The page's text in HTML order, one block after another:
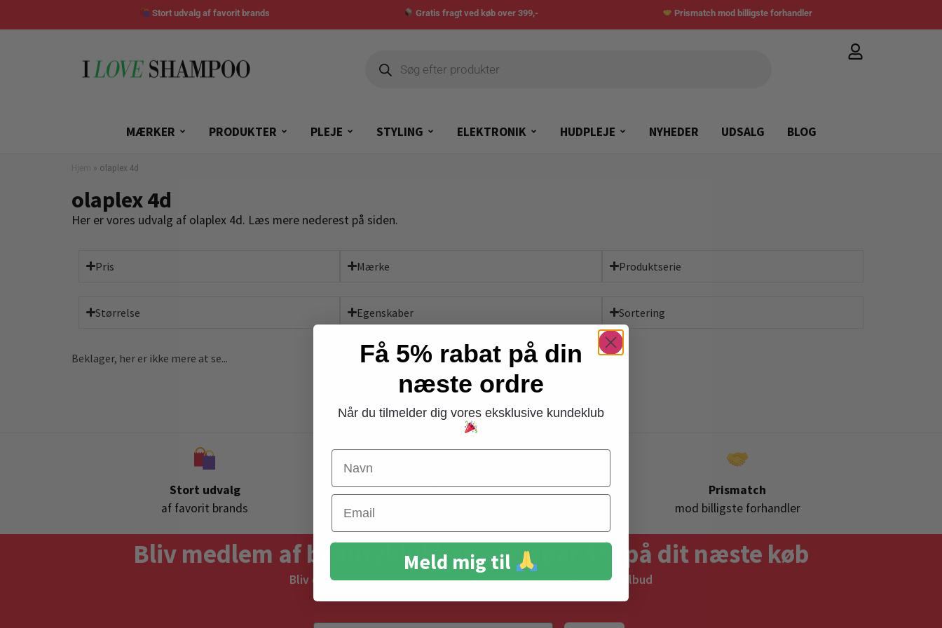
Stort udvalg af favorit brands Gratis fragt ved køb over 399,- Prismatch mod billigste forhandler
MÆRKER PRODUKTER PLEJE STYLING ELEKTRONIK HUDPLEJE NYHEDER UDSALG BLOG
» olaplex 4d
olaplex 4d
Her er vores udvalg af olaplex 4d. Læs mere nederest på siden.
Pris Mærke Produktserie
Størrelse Egenskaber Sortering
Beklager, her er ikke mere at se...
Ops, vi har desværre ikke produkter i denne kategori. Beklager
Stort udvalg
af favorit brands
Gratis levering
Prismatch
mod billigste forhandler
Bliv medlem af beautyklubben - og spar 5% på dit næste køb
Bliv opdateret – og vær blandt de første til at modtage gode tilbud
Få 5% rabat på din
næste ordre
Når du tilmelder dig vores eksklusive kundeklub
Navn
Email
Meld mig til